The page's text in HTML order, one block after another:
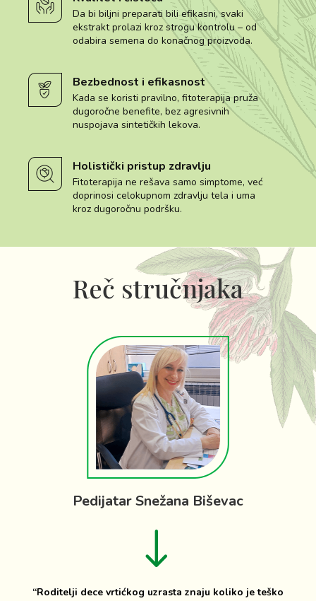
Da bi biljni preparati bili efikasni, svaki
ekstrakt prolazi kroz strogu kontrolu – od
odabira semena do konačnog proizvoda.
Bezbednost i efikasnost
Kada se koristi pravilno, fitoterapija pruža
dugoročne benefite, bez agresivnih
nuspojava sintetičkih lekova.
Holistički pristup zdravlju
Fitoterapija ne rešava samo simptome, već
doprinosi celokupnom zdravlju tela i uma
kroz dugoročnu podršku.
Reč stručnjaka
Pedijatar Snežana Biševac
!
“Roditelji dece vrtićkog uzrasta znaju koliko je teško